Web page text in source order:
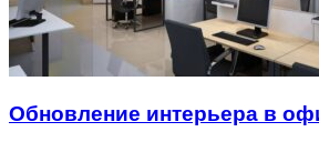
Обновление интерьера в